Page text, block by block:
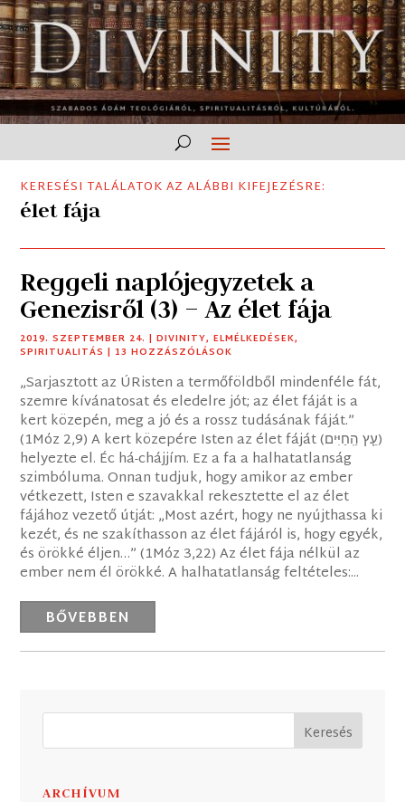
KERESÉSI TALÁLATOK AZ ALÁBBI KIFEJEZÉSRE:
élet fája
Reggeli naplójegyzetek a
Genezisről (3) – Az élet fája
2019. SZEPTEMBER 24. |DIVINITY,ELMÉLKEDÉSEK,
SPIRITUALITÁS | 13 HOZZÁSZÓLÁSOK
„Sarjasztott az ÚRisten a termőföldből mindenféle fát,
szemre kívánatosat és eledelre jót; az élet fáját is a
kert közepén, meg a jó és a rossz tudásának fáját.”
(1Móz 2,9) A kert közepére Isten az élet fáját (עֵ֤ץ הַֽחַיִּים)
helyezte el. Éc há-chájjím. Ez a fa a halhatatlanság
szimbóluma. Onnan tudjuk, hogy amikor az ember
vétkezett, Isten e szavakkal rekesztette el az élet
fájához vezető útját: „Most azért, hogy ne nyújthassa ki
kezét, és ne szakíthasson az élet fájáról is, hogy egyék,
és örökké éljen…” (1Móz 3,22) Az élet fája nélkül az
ember nem él örökké. A halhatatlanság feltételes:...
BŐVEBBEN
ARCHÍVUM